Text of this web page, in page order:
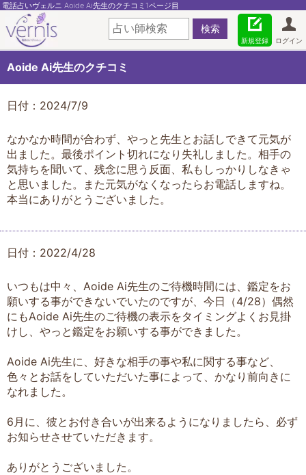
電話占いヴェルニ Aoide Ai先生のクチコミ1ページ目
ログイン
新規登録
Aoide Ai先生のクチコミ
日付：2024/7/9
なかなか時間が合わず、やっと先生とお話しできて元気が
出ました。最後ポイント切れになり失礼しました。相手の
気持ちを聞いて、残念に思う反面、私もしっかりしなきゃ
と思いました。また元気がなくなったらお電話しますね。
本当にありがとうございました。
日付：2022/4/28
いつもは中々、Aoide Ai先生のご待機時間には、鑑定をお
願いする事ができないでいたのですが、今日（4/28）偶然
にもAoide Ai先生のご待機の表示をタイミングよくお見掛
けし、やっと鑑定をお願いする事ができました。
Aoide Ai先生に、好きな相手の事や私に関する事など、
色々とお話をしていただいた事によって、かなり前向きに
なれました。
6月に、彼とお付き合いが出来るようになりましたら、必ず
お知らせさせていただきます。
ありがとうございました。